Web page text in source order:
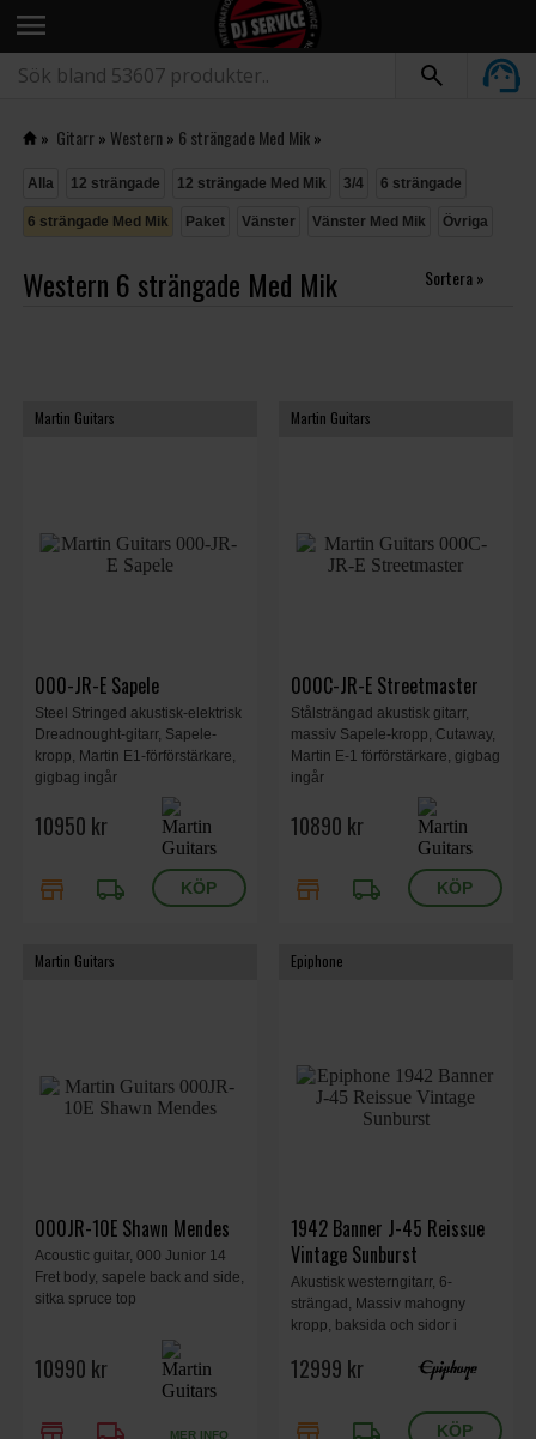
menu
» Gitarr» Western» 6 strängade Med Mik»
Alla 12 strängade 12 strängade Med Mik 3/4 6 strängade
6 strängade Med Mik Paket Vänster Vänster Med Mik Övriga
Western 6 strängade Med Mik Sortera »
Martin Guitars
000-JR-E Sapele
Steel Stringed akustisk-elektrisk
Dreadnought-gitarr, Sapele-
kropp, Martin E1-förförstärkare,
gigbag ingår
10950 kr
store local_shipping
Martin Guitars
000C-JR-E Streetmaster
Stålsträngad akustisk gitarr,
massiv Sapele-kropp, Cutaway,
Martin E-1 förförstärkare, gigbag
ingår
10890 kr
store local_shipping
Martin Guitars
000JR-10E Shawn Mendes
Acoustic guitar, 000 Junior 14
Fret body, sapele back and side,
sitka spruce top
10990 kr
MER INFO
Epiphone
1942 Banner J-45 Reissue
Vintage Sunburst
Akustisk westerngitarr, 6-
strängad, Massiv mahogny
kropp, baksida och sidor i
stycke, lagerträ stall, L.R. Baggs
Element Bronze VTC, Reissue
Vintage Sunburst, hardshell
12999 kr